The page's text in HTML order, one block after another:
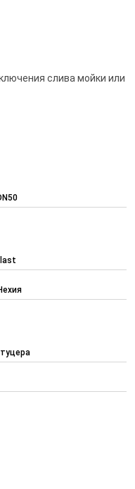
слива мойки или